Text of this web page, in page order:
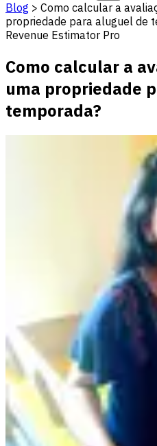
Blog > Como calcular a
propriedade para aluguel de
Revenue Estimator Pro
Como calcular a
uma propriedade
temporada?